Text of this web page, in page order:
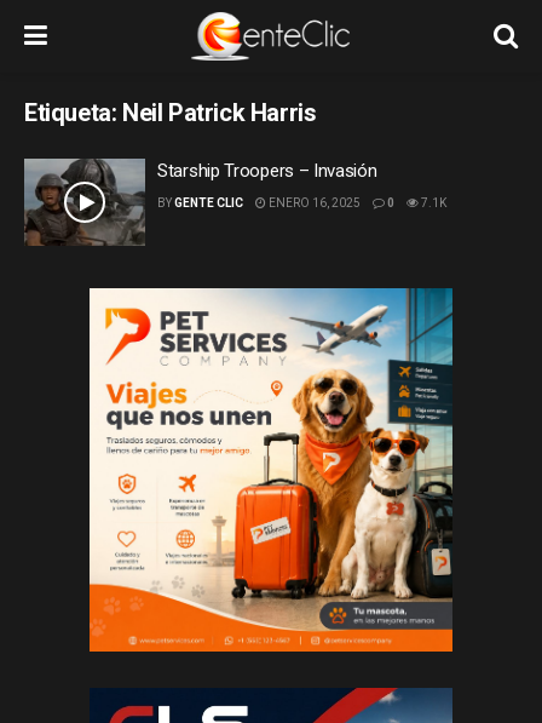
Etiqueta: Neil Patrick Harris
Starship Troopers – Invasión
BYGENTE CLIC ENERO 16, 2025 0 7.1K